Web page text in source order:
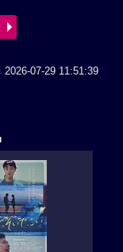
2026-07-29 11:51:39